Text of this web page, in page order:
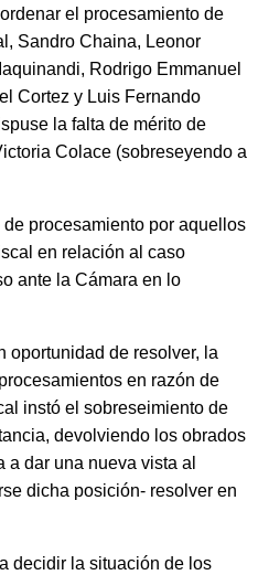
el procesamiento de
Sandro Chaina, Leonor
Rodrigo Emmanuel
Cortez y Luis Fernando
la falta de mérito de
Colace (sobreseyendo a
procesamiento por aquellos
en relación al caso
ante la Cámara en lo
oportunidad de resolver, la
en razón de
instó el sobreseimiento de
devolviendo los obrados
dar una nueva vista al
dicha posición- resolver en
decidir la situación de los